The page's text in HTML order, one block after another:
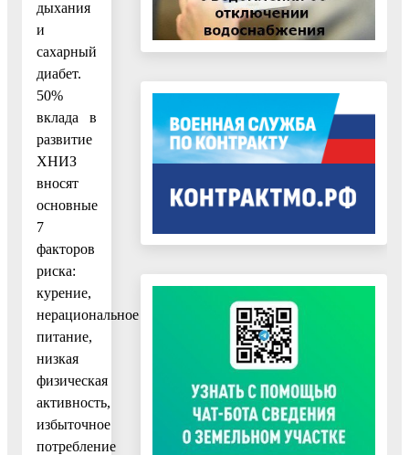
дыхания
и
сахарный
диабет.
50%
вклада в
развитие
ХНИЗ
вносят
основные
7
факторов
риска:
курение,
нерациональное
питание,
низкая
физическая
активность,
избыточное
потребление